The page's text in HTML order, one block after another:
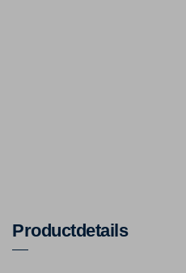
Productdetails